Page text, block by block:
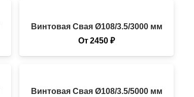
Винтовая Свая Ø108/3.5/3000 мм
От2450₽
Винтовая Свая Ø108/3.5/5000 мм